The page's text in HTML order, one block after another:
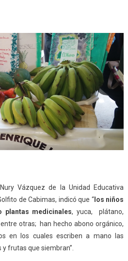
Vázquez de la Unidad Educativa
de Cabimas, indicó que “los niños
plantas medicinales, yuca, plátano,
otras; han hecho abono orgánico,
en los cuales escriben a mano las
frutas que siembran”.